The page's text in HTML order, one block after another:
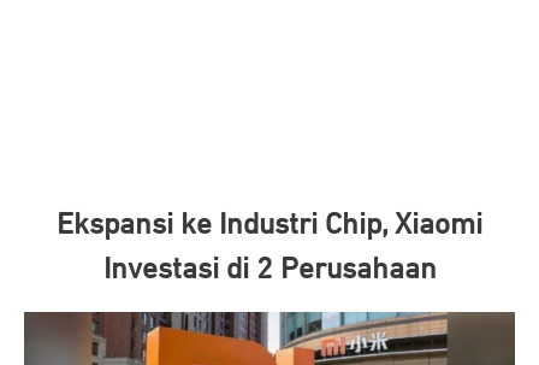
Ekspansi ke Industri Chip, Xiaomi
Investasi di 2 Perusahaan